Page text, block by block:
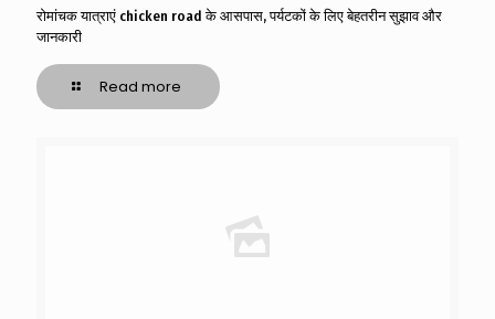
रोमांचक यात्राएं chicken road के आसपास, पर्यटकों के लिए बेहतरीन सुझाव और
जानकारी
Read more